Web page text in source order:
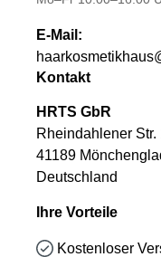
E-Mail:
Kontakt
HRTS GbR
Rheindahlener Str.
41189
Deutschland
Ihre Vorteile
Kostenloser